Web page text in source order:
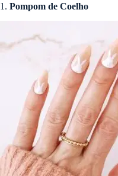
1. Pompom de Coelho